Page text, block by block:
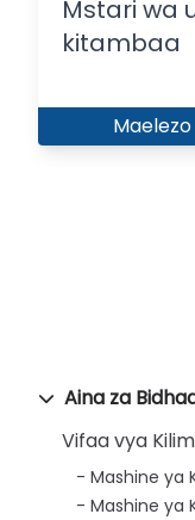
Aina za
Vifaa vya
Mashine ya
Mashine ya
Mstari wa
kitambaa
Maelezo